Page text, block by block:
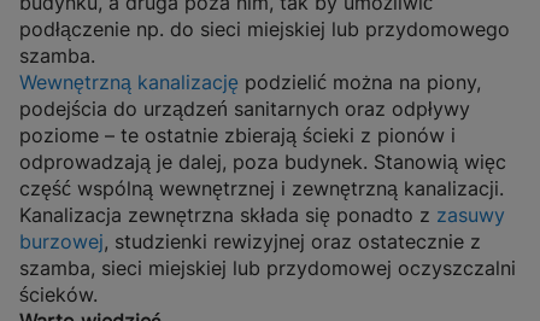
podłączenie np. do sieci miejskiej lub przydomowego
szamba.
Wewnętrzną kanalizację podzielić można na piony,
podejścia do urządzeń sanitarnych oraz odpływy
poziome – te ostatnie zbierają ścieki z pionów i
odprowadzają je dalej, poza budynek. Stanowią więc
część wspólną wewnętrznej i zewnętrzną kanalizacji.
Kanalizacja zewnętrzna składa się ponadto z zasuwy
burzowej, studzienki rewizyjnej oraz ostatecznie z
szamba, sieci miejskiej lub przydomowej oczyszczalni
ścieków.